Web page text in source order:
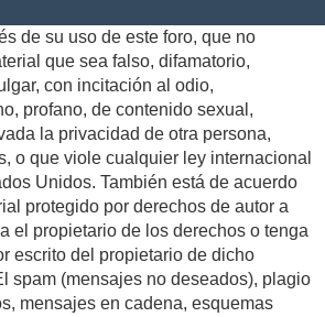
de su uso de este foro, que no
que sea falso, difamatorio,
con incitación al odio,
profano, de contenido sexual,
la privacidad de otra persona,
o que viole cualquier ley internacional
Unidos. También está de acuerdo
protegido por derechos de autor a
el propietario de los derechos o tenga
escrito del propietario de dicho
spam (mensajes no deseados), plagio
mensajes en cadena, esquemas